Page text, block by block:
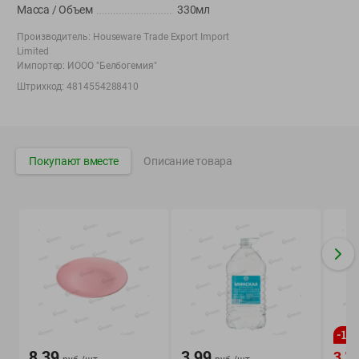
Корпоративный сайт Green
соглашения
Фрунзенского района г. Минска + 375 17 272 73 84 .
Номер и адрес электронной почты лица, уполномоченного
продавцом рассматривать обращения покупателей о нарушении их
прав, предусмотренных законодательством о защите прав
потребителей: +375 44 560-60-61, shop@green-dostavka.by.
Масса / Объем
330мл
Производитель: Houseware Trade Export Import
Limited
Импортер: ИООО "Белбогемия"
Штрихкод:4814554288410
Покупают вместе Описание товара
-10